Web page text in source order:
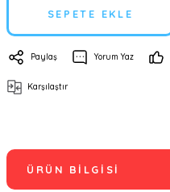
SEPETE EKLE
Paylaş Yorum Yaz
Karşılaştır
ÜRÜN BILGISI